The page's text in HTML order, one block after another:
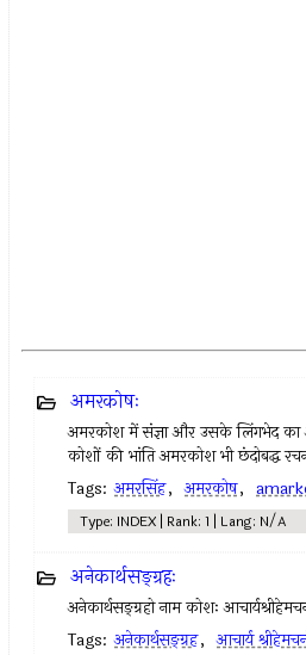
अमरकोषः
अमरकोश में संज्ञा और उसके लिंगभेद का
कोशों की भांति अमरकोश भी छंदोबद्ध
Tags: अमरसिंह, अमरकोष,
Type: INDEX | Rank: 1 | Lang: N/A
अनेकार्थसङ्ग्रहः
अनेकार्थसङ्ग्रहो नाम कोशः
Tags: अनेकार्थसङ्ग्रह, आचार्य